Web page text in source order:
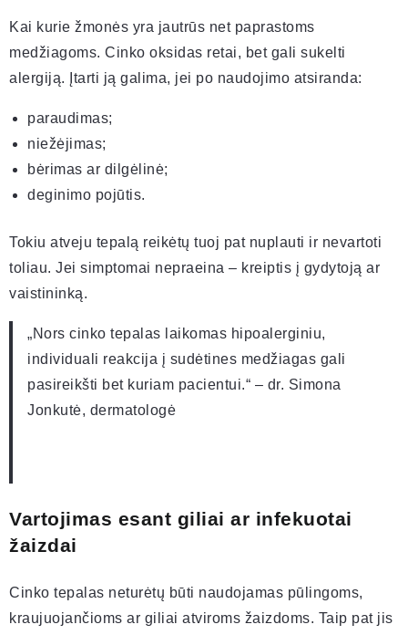
Kai kurie žmonės yra jautrūs net paprastoms
medžiagoms. Cinko oksidas retai, bet gali sukelti
alergiją. Įtarti ją galima, jei po naudojimo atsiranda:
paraudimas;
niežėjimas;
bėrimas ar dilgėlinė;
deginimo pojūtis.
Tokiu atveju tepalą reikėtų tuoj pat nuplauti ir nevartoti
toliau. Jei simptomai nepraeina – kreiptis į gydytoją ar
vaistininką.
„Nors cinko tepalas laikomas hipoalerginiu,
individuali reakcija į sudėtines medžiagas gali
pasireikšti bet kuriam pacientui.“ – dr. Simona
Jonkutė, dermatologė
Vartojimas esant giliai ar infekuotai
žaizdai
Cinko tepalas neturėtų būti naudojamas pūlingoms,
kraujuojančioms ar giliai atviroms žaizdoms. Taip pat jis